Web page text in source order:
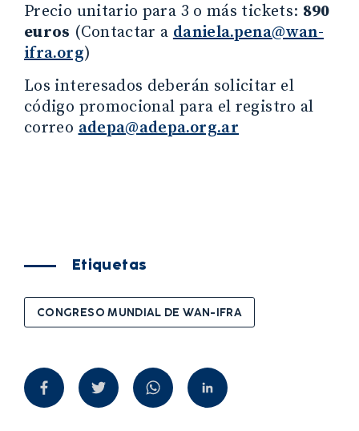
Precio unitario para 3 o más tickets: 890
euros (Contactar adaniela.pena@wan-
ifra.org)
Los interesados deberán solicitar el
código promocional para el registro al
correoadepa@adepa.org.ar
Etiquetas
CONGRESO MUNDIAL DE WAN-IFRA